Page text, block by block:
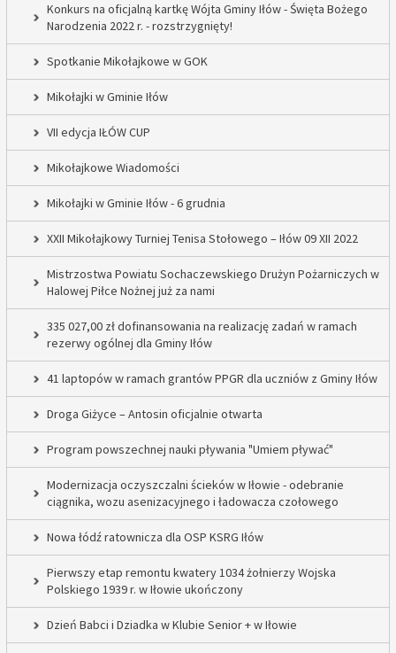
Konkurs na oficjalną kartkę Wójta Gminy Iłów - Święta Bożego
Narodzenia 2022 r. - rozstrzygnięty!
Spotkanie Mikołajkowe w GOK
Mikołajki w Gminie Iłów
VII edycja IŁÓW CUP
Mikołajkowe Wiadomości
Mikołajki w Gminie Iłów - 6 grudnia
XXII Mikołajkowy Turniej Tenisa Stołowego – Iłów 09 XII 2022
Mistrzostwa Powiatu Sochaczewskiego Drużyn Pożarniczych w
Halowej Piłce Nożnej już za nami
335 027,00 zł dofinansowania na realizację zadań w ramach
rezerwy ogólnej dla Gminy Iłów
41 laptopów w ramach grantów PPGR dla uczniów z Gminy Iłów
Droga Giżyce – Antosin oficjalnie otwarta
Program powszechnej nauki pływania "Umiem pływać"
Modernizacja oczyszczalni ścieków w Iłowie - odebranie
ciągnika, wozu asenizacyjnego i ładowacza czołowego
Nowa łódź ratownicza dla OSP KSRG Iłów
Pierwszy etap remontu kwatery 1034 żołnierzy Wojska
Polskiego 1939 r. w Iłowie ukończony
Dzień Babci i Dziadka w Klubie Senior + w Iłowie